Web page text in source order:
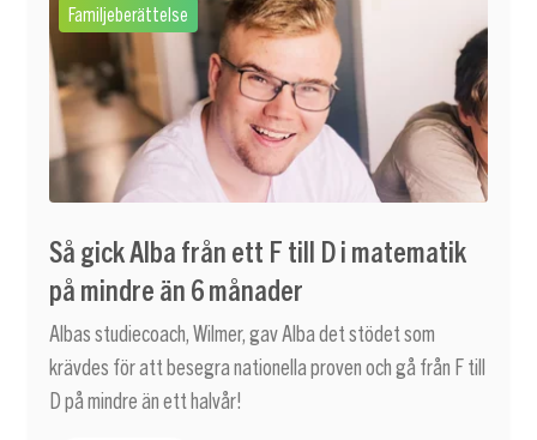
Familjeberättelse
Så gick Alba från ett F till D i matematik
på mindre än 6 månader
Albas studiecoach, Wilmer, gav Alba det stödet som
krävdes för att besegra nationella proven och gå från F till
D på mindre än ett halvår!